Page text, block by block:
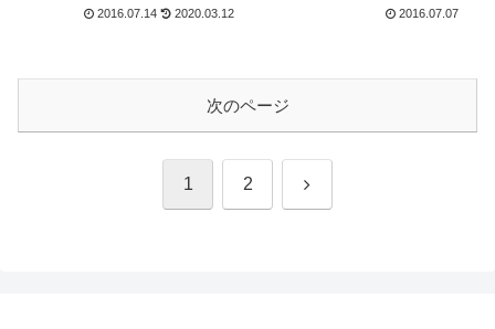
2016.07.14 2020.03.12
る便利な機能を解説 [後編]
2016.07.07
次のページ
1 2 次